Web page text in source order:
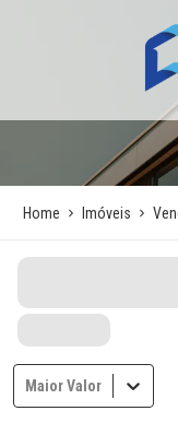
Home Imóveis
Maior Valor